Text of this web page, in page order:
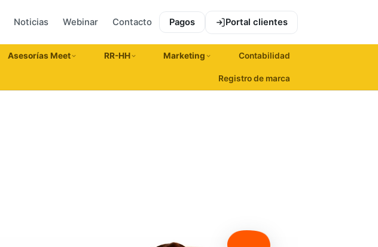
Noticias Webinar Contacto Pagos Portal clientes
Asesorías Meet RR-HH Marketing Contabilidad
Registro de marca